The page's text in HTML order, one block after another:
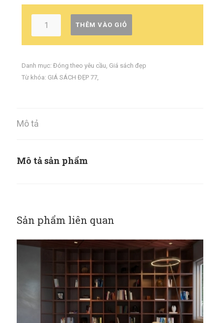
THÊM VÀO GIỎ
Danh mục: Đóng theo yêu cầu, Giá sách đẹp
Từ khóa: GIÁ SÁCH ĐẸP 77,
Mô tả
Mô tả sản phẩm
Sản phẩm liên quan